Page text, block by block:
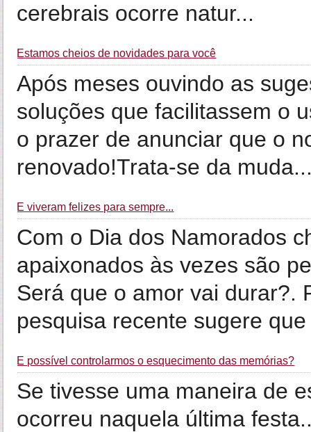
cerebrais ocorre natur...
Estamos cheios de novidades para você
Após meses ouvindo as
soluções que facilitassem o
o prazer de anunciar que o
renovado!Trata-se da
E viveram felizes para sempre...
Com o Dia dos Namorados
apaixonados às vezes são
Será que o amor vai durar?.
pesquisa recente sugere
É possível controlarmos o esquecimento das memórias?
Se tivesse uma maneira de
ocorreu naquela última